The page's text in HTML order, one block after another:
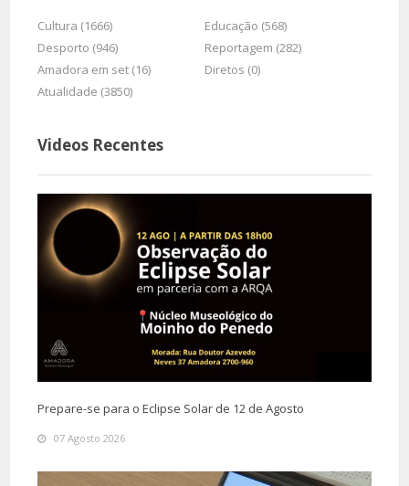
Cultura (1666)
Educação (568)
Desporto (946)
Reportagem (282)
Amadora em set (16)
Diretos (0)
Atualidade (3850)
Videos Recentes
Prepare-se para o Eclipse Solar de 12 de Agosto
07 Agosto 2026